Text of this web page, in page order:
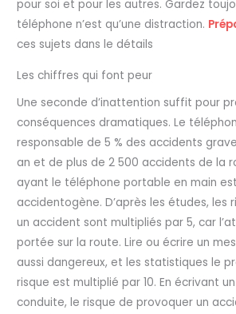
pour soi et pour les autres. Gardez
téléphone n’est qu’une distraction.
ces sujets dans le détails
Les chiffres qui font peur
Une seconde d’inattention suffit pour
conséquences dramatiques. Le
responsable de 5 % des accidents
an et de plus de 2 500 accidents de la
ayant le téléphone portable en main
accidentogène. D’après les études, les
un accident sont multipliés par 5, car
portée sur la route. Lire ou écrire un
aussi dangereux, et les statistiques le
risque est multiplié par 10. En écrivant
conduite, le risque de provoquer un